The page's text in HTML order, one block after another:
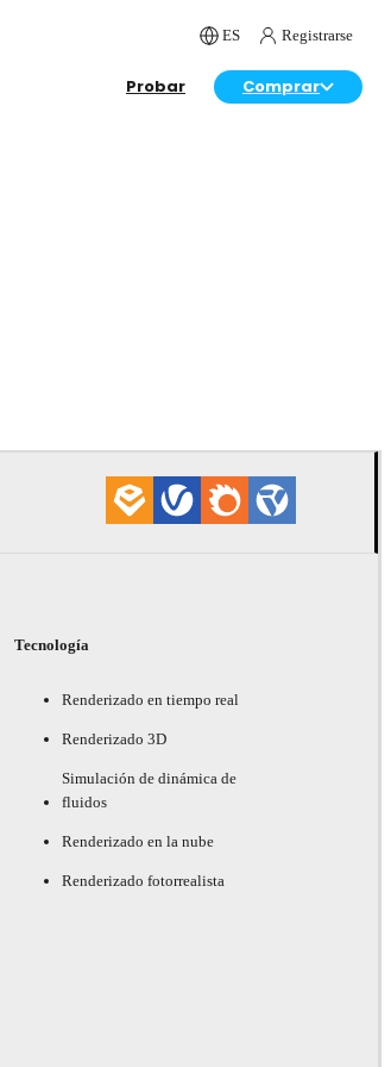
ES Registrarse
Probar Comprar
Tecnología
Renderizado en tiempo real
Renderizado 3D
Simulación de dinámica de
fluidos
Renderizado en la nube
Renderizado fotorrealista